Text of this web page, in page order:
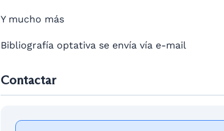
Y mucho más
Bibliografía optativa se envía vía e-mail
Contactar